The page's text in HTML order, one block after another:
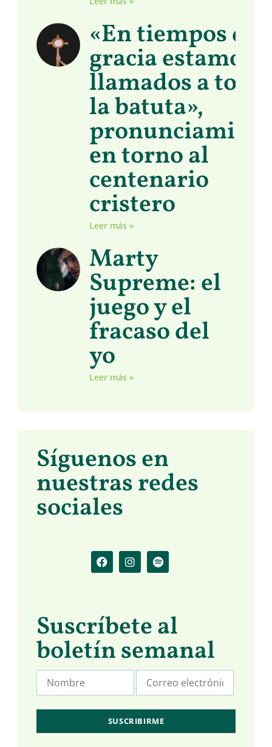
«En tiempos de
gracia estamos
llamados a
la batuta»,
en torno al
centenario
cristero
Leer más »
Marty
Supreme: el
juego y el
fracaso del
yo
Leer más »
Síguenos en
nuestras redes
sociales
Suscríbete al
boletín semanal